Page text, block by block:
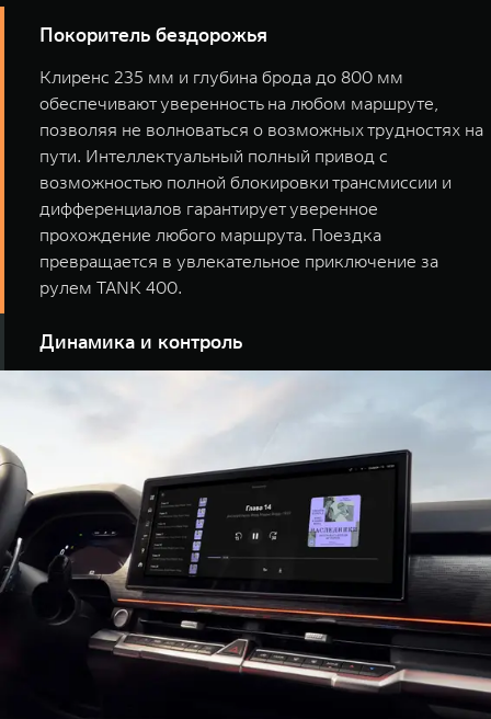
Покоритель бездорожья
Клиренс 235 мм и глубина брода до 800 мм
обеспечивают уверенность на любом маршруте,
позволяя не волноваться о возможных трудностях на
пути. Интеллектуальный полный привод с
возможностью полной блокировки трансмиссии и
дифференциалов гарантирует уверенное
прохождение любого маршрута. Поездка
превращается в увлекательное приключение за
рулем TANK 400.
Динамика и контроль
работать более эффективно, расходуя меньше
топлива, особенно в условиях частых остановок и
стартов на сложных участках дороги.